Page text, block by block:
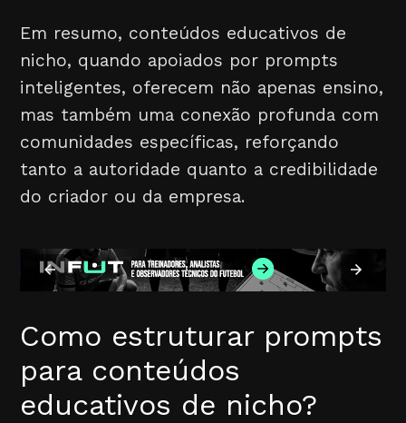
Em resumo, conteúdos educativos de
nicho, quando apoiados por prompts
inteligentes, oferecem não apenas ensino,
mas também uma conexão profunda com
comunidades específicas, reforçando
tanto a autoridade quanto a credibilidade
do criador ou da empresa.
Como estruturar prompts
para conteúdos
educativos de nicho?